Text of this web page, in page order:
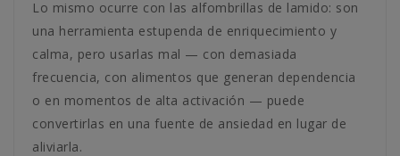
Lo mismo ocurre con las alfombrillas de lamido: son
una herramienta estupenda de enriquecimiento y
calma, pero usarlas mal — con demasiada
frecuencia, con alimentos que generan dependencia
o en momentos de alta activación — puede
convertirlas en una fuente de ansiedad en lugar de
aliviarla.